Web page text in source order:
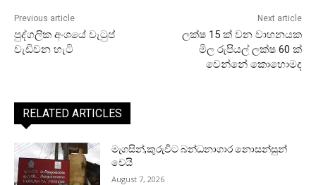
Previous article
පුද්ගලික අංශයේ වැටුප්
වැඩිවන හැටි
Next article
ලක්ෂ 15 ක් වන වාහනයක
මිල රුපියල් ලක්ෂ 60 ක්
වෙන්නේ කොහොමද
RELATED ARTICLES
මැගසින්,කුරුවිට බන්ධනාගාර නොසන්සුන්
වෙයි
August 7, 2026